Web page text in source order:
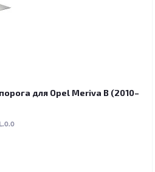
для Opel Meriva B (2010–